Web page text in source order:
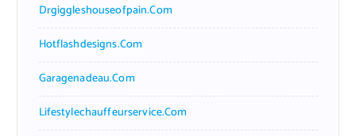
Drgiggleshouseofpain.com
Hotflashdesigns.com
Garagenadeau.com
Lifestylechauffeurservice.com